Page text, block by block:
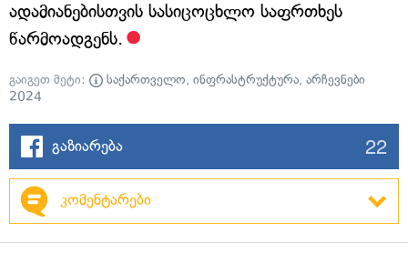
ადამიანებისთვის სასიცოცხლო საფრთხეს
წარმოადგენს.
გაიგეთ მეტი: საქართველო, ინფრასტრუქტურა, არჩევნები
2024
გაზიარება 22
კომენტარები